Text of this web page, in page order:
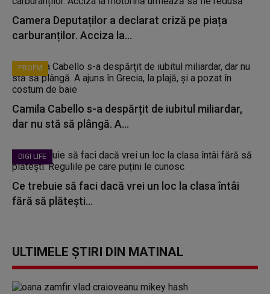
Camera Deputaților a declarat criză pe piața
carburanților. Acciza la...
PROFM
Camila Cabello s-a despărțit de iubitul miliardar,
dar nu stă să plângă. A...
DIGI LIFE
Ce trebuie să faci dacă vrei un loc la clasa întâi
fără să plătești...
ULTIMELE ȘTIRI DIN MATINAL